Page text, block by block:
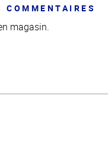
magasin.